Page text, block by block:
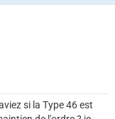
si la Type 46 est